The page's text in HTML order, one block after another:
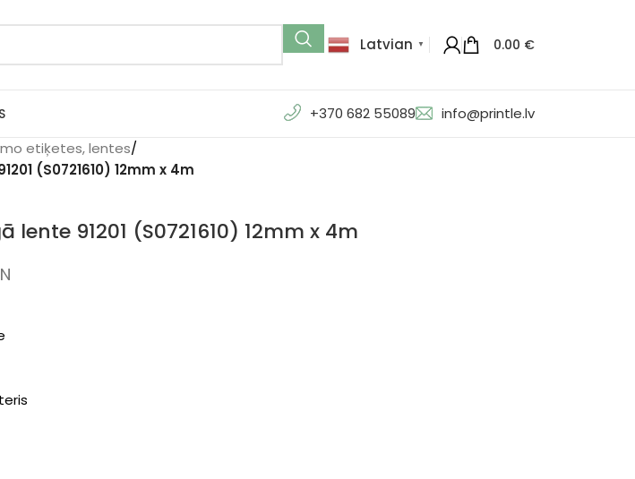
Latvian ▼ 0.00 €
+370 682 55089 info@printle.lv
etiķetes, lentes/
(S0721610) 12mm x 4m
91201 (S0721610) 12mm x 4m